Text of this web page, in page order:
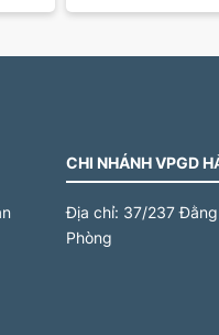
CHI NHÁNH VPGD
Địa chỉ: 37/237 Đằng
Phòng